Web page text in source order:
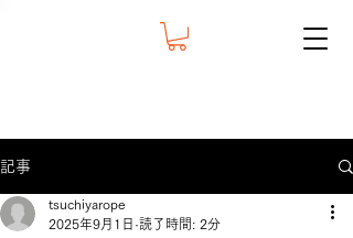
記事
tsuchiyarope
2025年9月1日 読了時間: 2分